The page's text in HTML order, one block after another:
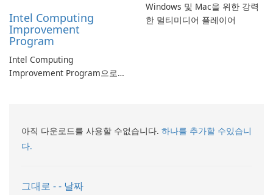
Intel Computing
Improvement
Program
Intel Computing
Improvement Program으로
Windows 및 Mac을 위한 강력
한 멀티미디어 플레이어
아직 다운로드를 사용할 수없습니다. 하나를 추가할 수있습니
다.
그대로 - - 날짜